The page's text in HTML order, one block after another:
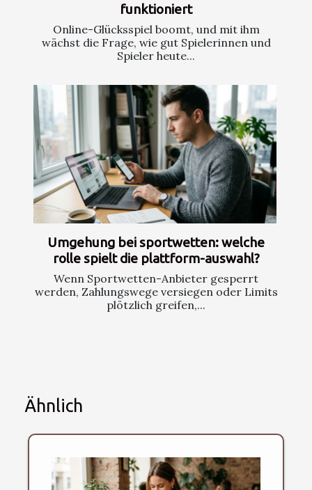
funktioniert
Online-Glücksspiel boomt, und mit ihm
wächst die Frage, wie gut Spielerinnen und
Spieler heute...
Umgehung bei sportwetten: welche
rolle spielt die plattform-auswahl?
Wenn Sportwetten-Anbieter gesperrt
werden, Zahlungswege versiegen oder Limits
plötzlich greifen,...
Ähnlich